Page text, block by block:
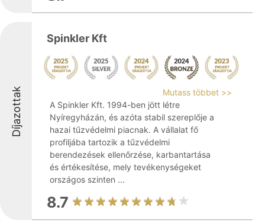
Díjazottak
Spinkler Kft
Mutass többet >>
A Spinkler Kft. 1994-ben jött létre
Nyíregyházán, és azóta stabil szereplője a
hazai tűzvédelmi piacnak. A vállalat fő
profiljába tartozik a tűzvédelmi
berendezések ellenőrzése, karbantartása
és értékesítése, mely tevékenységeket
országos szinten ...
8.7